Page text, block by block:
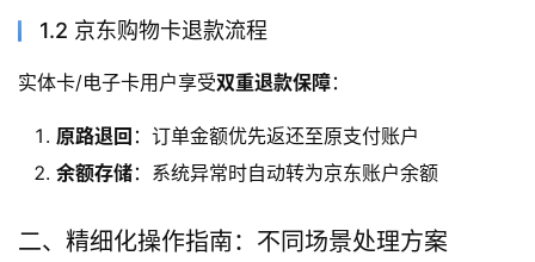
1.2 京东购物卡退款流程
实体卡/电子卡用户享受双重退款保障：
原路退回 ：订单金额优先返还至原支付账户
余额存储：系统异常时自动转为京东账户余额
二、精细化操作指南：不同场景处理方案